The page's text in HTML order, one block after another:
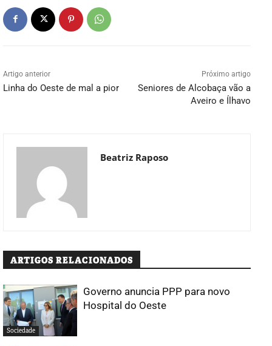
Artigo anterior
Linha do Oeste de mal a pior
Próximo artigo
Seniores de Alcobaça vão a
Aveiro e Ílhavo
Beatriz Raposo
ARTIGOS RELACIONADOS
Sociedade
Governo anuncia PPP para novo
Hospital do Oeste